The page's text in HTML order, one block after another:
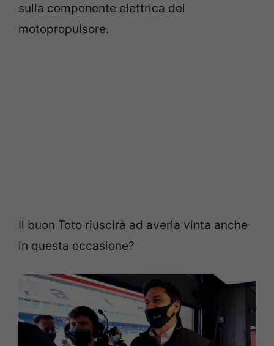
sulla componente elettrica del
motopropulsore.
Il buon Toto riuscirà ad averla vinta anche
in questa occasione?